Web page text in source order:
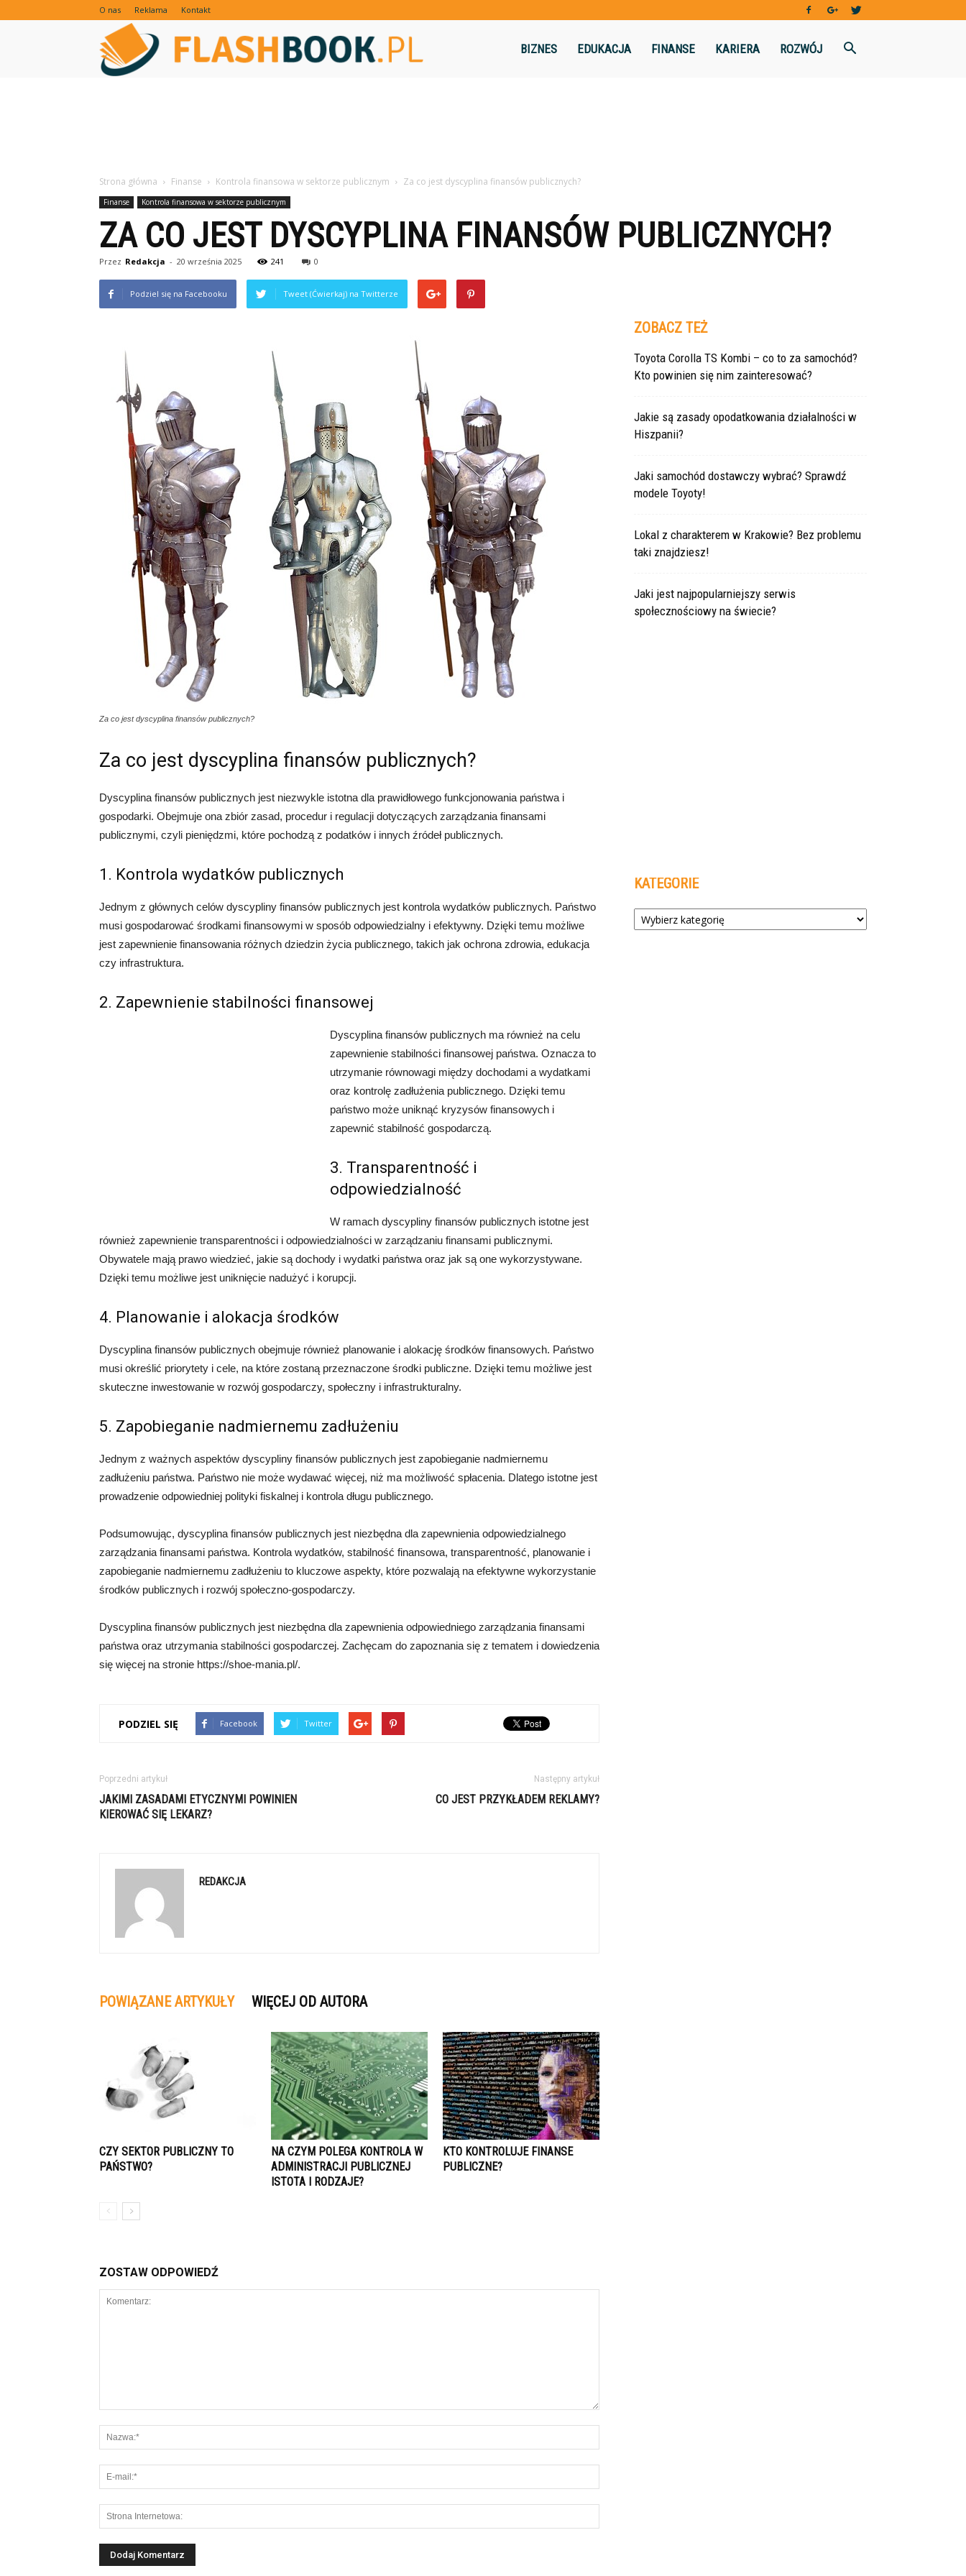
O nas Reklama Kontakt
BIZNES EDUKACJA FINANSE KARIERA ROZWÓJ
Strona główna Finanse Kontrola finansowa w sektorze publicznym Za co jest dyscyplina finansów publicznych?
Finanse Kontrola finansowa w sektorze publicznym
ZA CO JEST DYSCYPLINA FINANSÓW PUBLICZNYCH?
Przez Redakcja - 20 września 2025 241 0
Podziel się na Facebooku Tweet (Ćwierkaj) na Twitterze
Za co jest dyscyplina finansów publicznych?
Za co jest dyscyplina finansów publicznych?
Dyscyplina finansów publicznych jest niezwykle istotna dla prawidłowego funkcjonowania państwa i
gospodarki. Obejmuje ona zbiór zasad, procedur i regulacji dotyczących zarządzania finansami
publicznymi, czyli pieniędzmi, które pochodzą z podatków i innych źródeł publicznych.
1. Kontrola wydatków publicznych
Jednym z głównych celów dyscypliny finansów publicznych jest kontrola wydatków publicznych. Państwo
musi gospodarować środkami finansowymi w sposób odpowiedzialny i efektywny. Dzięki temu możliwe
jest zapewnienie finansowania różnych dziedzin życia publicznego, takich jak ochrona zdrowia, edukacja
czy infrastruktura.
2. Zapewnienie stabilności finansowej
Dyscyplina finansów publicznych ma również na celu
zapewnienie stabilności finansowej państwa. Oznacza to
utrzymanie równowagi między dochodami a wydatkami
oraz kontrolę zadłużenia publicznego. Dzięki temu
państwo może uniknąć kryzysów finansowych i
zapewnić stabilność gospodarczą.
3. Transparentność i
odpowiedzialność
W ramach dyscypliny finansów publicznych istotne jest
również zapewnienie transparentności i odpowiedzialności w zarządzaniu finansami publicznymi.
Obywatele mają prawo wiedzieć, jakie są dochody i wydatki państwa oraz jak są one wykorzystywane.
Dzięki temu możliwe jest uniknięcie nadużyć i korupcji.
4. Planowanie i alokacja środków
Dyscyplina finansów publicznych obejmuje również planowanie i alokację środków finansowych. Państwo
musi określić priorytety i cele, na które zostaną przeznaczone środki publiczne. Dzięki temu możliwe jest
skuteczne inwestowanie w rozwój gospodarczy, społeczny i infrastrukturalny.
5. Zapobieganie nadmiernemu zadłużeniu
Jednym z ważnych aspektów dyscypliny finansów publicznych jest zapobieganie nadmiernemu
zadłużeniu państwa. Państwo nie może wydawać więcej, niż ma możliwość spłacenia. Dlatego istotne jest
prowadzenie odpowiedniej polityki fiskalnej i kontrola długu publicznego.
Podsumowując, dyscyplina finansów publicznych jest niezbędna dla zapewnienia odpowiedzialnego
zarządzania finansami państwa. Kontrola wydatków, stabilność finansowa, transparentność, planowanie i
zapobieganie nadmiernemu zadłużeniu to kluczowe aspekty, które pozwalają na efektywne wykorzystanie
środków publicznych i rozwój społeczno-gospodarczy.
Dyscyplina finansów publicznych jest niezbędna dla zapewnienia odpowiedniego zarządzania finansami
państwa oraz utrzymania stabilności gospodarczej. Zachęcam do zapoznania się z tematem i dowiedzenia
się więcej na stronie https://shoe-mania.pl/.
PODZIEL SIĘ Facebook Twitter
Poprzedni artykuł
JAKIMI ZASADAMI ETYCZNYMI POWINIEN
KIEROWAĆ SIĘ LEKARZ?
Następny artykuł
CO JEST PRZYKŁADEM REKLAMY?
REDAKCJA
POWIĄZANE ARTYKUŁY WIĘCEJ OD AUTORA
CZY SEKTOR PUBLICZNY TO
PAŃSTWO?
NA CZYM POLEGA KONTROLA W
ADMINISTRACJI PUBLICZNEJ
ISTOTA I RODZAJE?
KTO KONTROLUJE FINANSE
PUBLICZNE?
ZOSTAW ODPOWIEDŹ
ZOBACZ TEŻ
Toyota Corolla TS Kombi – co to za samochód?
Kto powinien się nim zainteresować?
Jakie są zasady opodatkowania działalności w
Hiszpanii?
Jaki samochód dostawczy wybrać? Sprawdź
modele Toyoty!
Lokal z charakterem w Krakowie? Bez problemu
taki znajdziesz!
Jaki jest najpopularniejszy serwis
społecznościowy na świecie?
KATEGORIE
Kategorie